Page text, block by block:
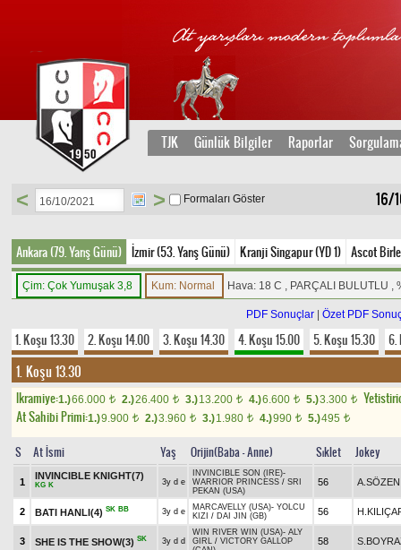
TJK Günlük Bilgiler Raporlar
16/
< > Formaları Göster
Ankara (79. Yarış Günü) İzmir (53. Yarış Günü) Kranji Singapur (YD 1) Ascot
Çim: Çok Yumuşak 3,8 Kum: Normal Hava: 18 C , PARÇALI BULUTLU ,
PDF Sonuçlar Özet PDF
1. Koşu 13.30 2. Koşu 14.00 3. Koşu 14.30 4. Koşu 15.00 5. Koşu 15.30 6.
1. Koşu 13.30
Ikramiye:1.)66.000 t 2.)26.400 t 3.)13.200 t 4.)6.600 t 5.)3.300 t
At Sahibi Primi:1.)9.900 t 2.)3.960 t 3.)1.980 t 4.)990 t 5.)495 t
S At İsmi Yaş Orijin(Baba - Anne) Sıklet Jokey
1
INVINCIBLE KNIGHT(7)
KG K 3y d e
INVINCIBLE SON (IRE)-
WARRIOR PRINCESS / SRI
PEKAN (USA)
56 A.SÖZEN
2 BATI HANLI(4) SK BB 3y d e MARCAVELLY (USA)- YOLCU
KIZI / DAI JIN (GB) 56
3 SHE IS THE SHOW(3) SK 3y d d
WIN RIVER WIN (USA)- ALY
GIRL / VICTORY GALLOP
58